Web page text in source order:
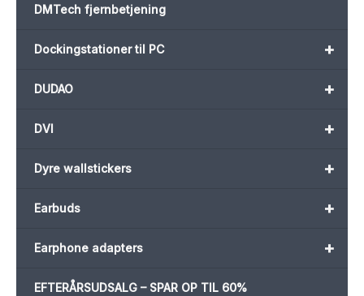
DMTech fjernbetjening
+
Dockingstationer til PC
+
DUDAO
+
DVI
+
Dyre wallstickers
+
Earbuds
+
Earphone adapters
EFTERÅRSUDSALG – SPAR OP TIL 60%